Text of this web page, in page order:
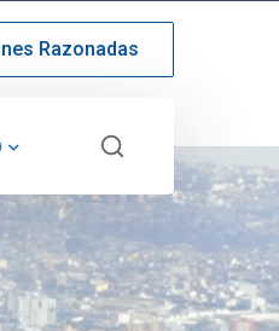
Razonadas